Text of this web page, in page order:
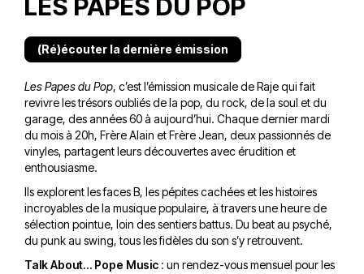
LES PAPES DU POP
(Ré)écouter la dernière émission
Les Papes du Pop, c’est l’émission musicale de Raje qui fait
revivre les trésors oubliés de la pop, du rock, de la soul et du
garage, des années 60 à aujourd’hui. Chaque dernier mardi
du mois à 20h, Frère Alain et Frère Jean, deux passionnés de
vinyles, partagent leurs découvertes avec érudition et
enthousiasme.
Ils explorent les faces B, les pépites cachées et les histoires
incroyables de la musique populaire, à travers une heure de
sélection pointue, loin des sentiers battus. Du beat au psyché,
du punk au swing, tous les fidèles du son s’y retrouvent.
Talk About… Pope Music : un rendez-vous mensuel pour les